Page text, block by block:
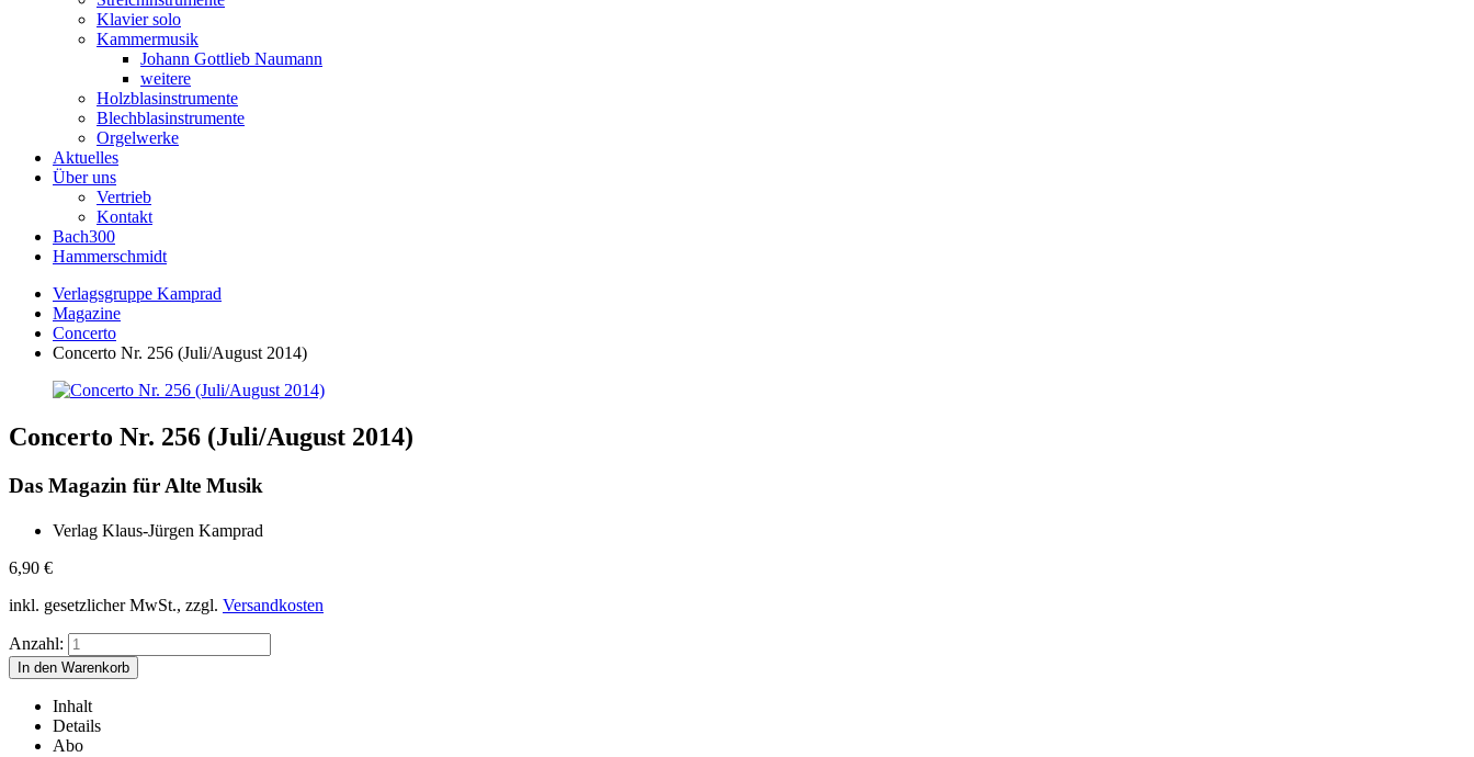
Klavier solo
Kammermusik
Johann Gottlieb Naumann
weitere
Holzblasinstrumente
Blechblasinstrumente
Orgelwerke
Aktuelles
Über uns
Vertrieb
Kontakt
Bach300
Hammerschmidt
Verlagsgruppe Kamprad
Magazine
Concerto
Concerto Nr. 256 (Juli/August 2014)
Concerto Nr. 256 (Juli/August 2014)
Das Magazin für Alte Musik
Verlag Klaus-Jürgen Kamprad
6,90 €
inkl. gesetzlicher MwSt., zzgl. Versandkosten
Anzahl:
Inhalt
Details
Abo